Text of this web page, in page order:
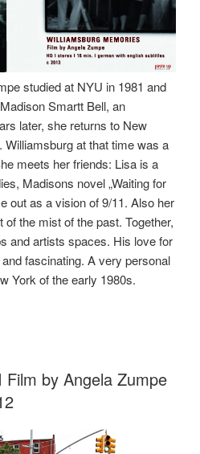
studied at NYU in 1981 and
Smartt Bell, an
later, she returns to New
Williamsburg at that time was a
meets her friends: Lisa is a
Madisons novel „Waiting for
out as a vision of 9/11. Also her
the mist of the past. Together,
and artists spaces. His love for
fascinating. A very personal
York of the early 1980s.
by Angela Zumpe